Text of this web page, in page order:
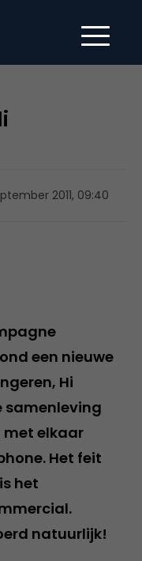
2011, 09:40
een nieuwe
Hi
samenleving
met elkaar
Het feit
het
natuurlijk!